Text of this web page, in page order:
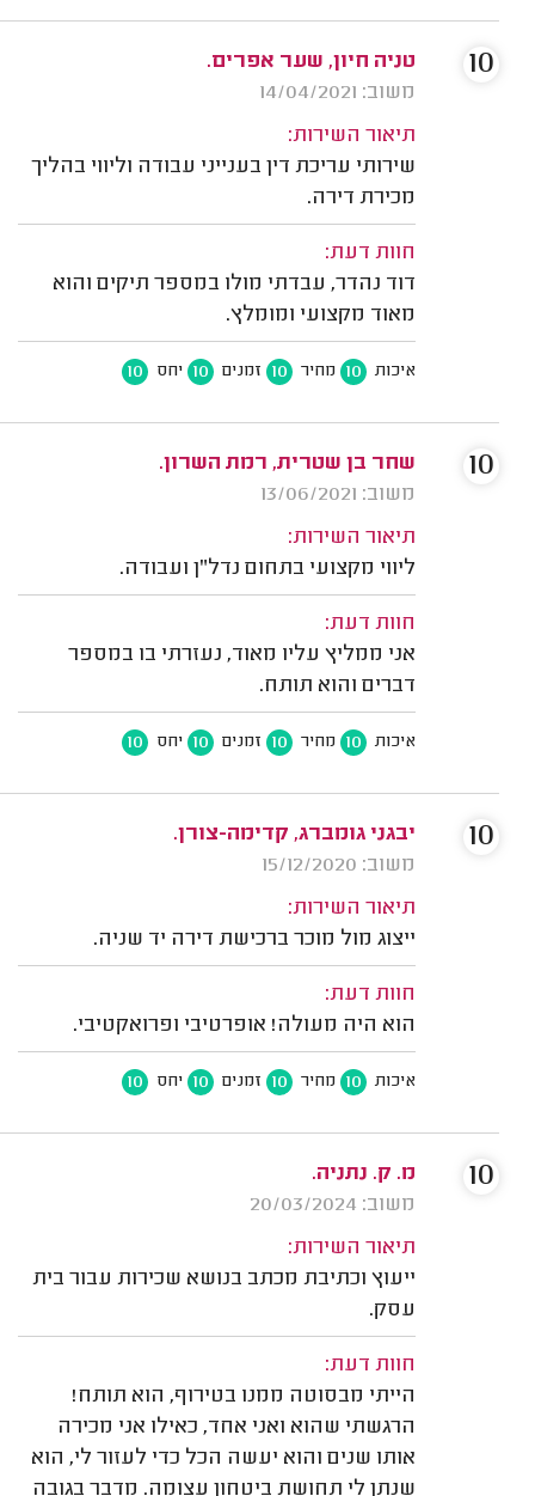
טניה חיון, שער אפרים.
משוב: 14/04/2021
תיאור השירות:
שירותי עריכת דין בענייני עבודה וליווי בהליך
מכירת דירה.
חוות דעת:
דוד נהדר, עבדתי מולו במספר תיקים והוא
מאוד מקצועי ומומלץ.
איכות 10 מחיר 10 זמנים 10 יחס 10
10
שחר בן שטרית, רמת השרון.
משוב: 13/06/2021
תיאור השירות:
ליווי מקצועי בתחום נדל"ן ועבודה.
חוות דעת:
אני ממליץ עליו מאוד, נעזרתי בו במספר
דברים והוא תותח.
איכות 10 מחיר 10 זמנים 10 יחס 10
10
יבגני גומברג, קדימה-צורן.
משוב: 15/12/2020
תיאור השירות:
ייצוג מול מוכר ברכישת דירה יד שניה.
חוות דעת:
הוא היה מעולה! אופרטיבי ופרואקטיבי.
איכות 10 מחיר 10 זמנים 10 יחס 10
10
מ. ק. נתניה.
משוב: 20/03/2024
תיאור השירות:
ייעוץ וכתיבת מכתב בנושא שכירות עבור בית
עסק.
חוות דעת:
הייתי מבסוטה ממנו בטירוף, הוא תותח!
הרגשתי שהוא ואני אחד, כאילו אני מכירה
אותו שנים והוא יעשה הכל כדי לעזור לי, הוא
שנתן לי תחושת ביטחון עצומה. מדבר בגובה
10